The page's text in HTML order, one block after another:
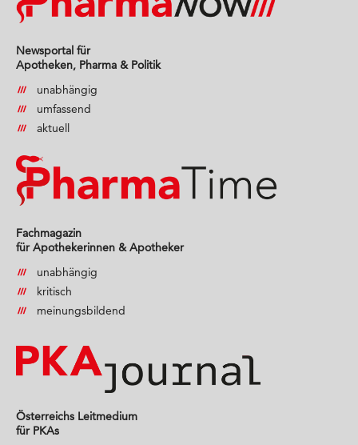
Newsportal für
Apotheken, Pharma & Politik
unabhängig
umfassend
aktuell
Fachmagazin
für Apothekerinnen & Apotheker
unabhängig
kritisch
meinungsbildend
Österreichs Leitmedium
für PKAs